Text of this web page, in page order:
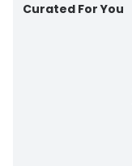
Curated For You